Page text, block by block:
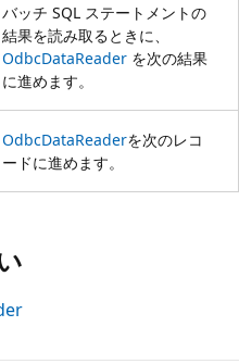
バッチ SQL ステートメントの
結果を読み取るときに、
OdbcDataReader を次の結果
に進めます。
OdbcDataReaderを次のレコ
ードに進めます。